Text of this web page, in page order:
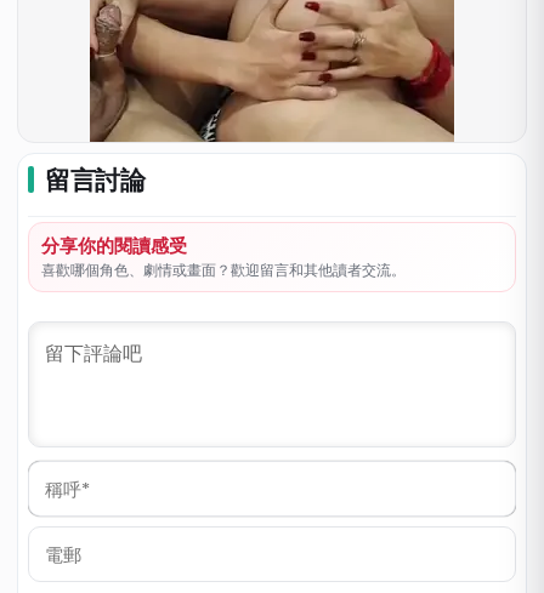
留言討論
分享你的閱讀感受
喜歡哪個角色、劇情或畫面？歡迎留言和其他讀者交流。
稱
*